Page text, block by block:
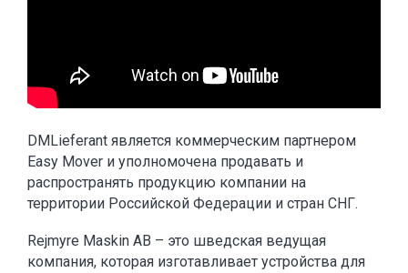
DMLieferant является коммерческим партнером
Easy Mover и уполномочена продавать и
распространять продукцию компании на
территории Российской Федерации и стран СНГ.
Rejmyre Maskin AB – это шведская ведущая
компания, которая изготавливает устройства для